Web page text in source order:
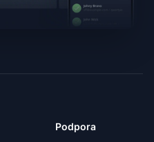
Podpora